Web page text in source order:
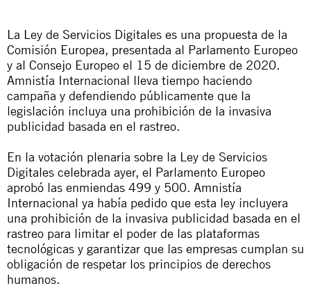
La Ley de Servicios Digitales es una propuesta de la
Comisión Europea, presentada al Parlamento Europeo
y al Consejo Europeo el 15 de diciembre de 2020.
Amnistía Internacional lleva tiempo haciendo
campaña y defendiendo públicamente que la
legislación incluya una prohibición de la invasiva
publicidad basada en el rastreo.
En la votación plenaria sobre la Ley de Servicios
Digitales celebrada ayer, el Parlamento Europeo
aprobó las enmiendas 499 y 500. Amnistía
Internacional ya había pedido que esta ley incluyera
una prohibición de la invasiva publicidad basada en el
rastreo para limitar el poder de las plataformas
tecnológicas y garantizar que las empresas cumplan su
obligación de respetar los principios de derechos
humanos.